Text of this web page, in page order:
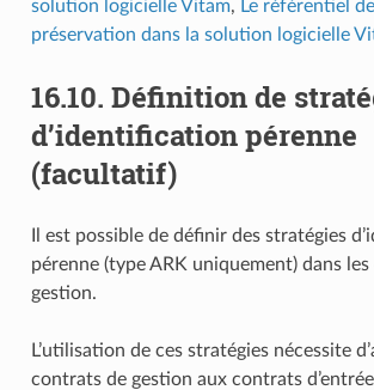
solution logicielle Vitam, Le référentiel
préservation dans la solution logicielle
16.10. Définition de
d’identification pérenne
(facultatif)
Il est possible de définir des stratégies
pérenne (type ARK uniquement) dans
gestion.
L’utilisation de ces stratégies nécessite
contrats de gestion aux contrats